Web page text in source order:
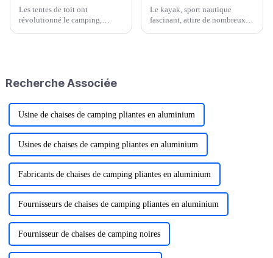
Les tentes de toit ont
révolutionné le camping,
sécurité, le confort et la
Le kayak, sport nautique
fascinant, attire de nombreux
Recherche Associée
Usine de chaises de camping pliantes en aluminium
Usines de chaises de camping pliantes en aluminium
Fabricants de chaises de camping pliantes en aluminium
Fournisseurs de chaises de camping pliantes en aluminium
Fournisseur de chaises de camping noires